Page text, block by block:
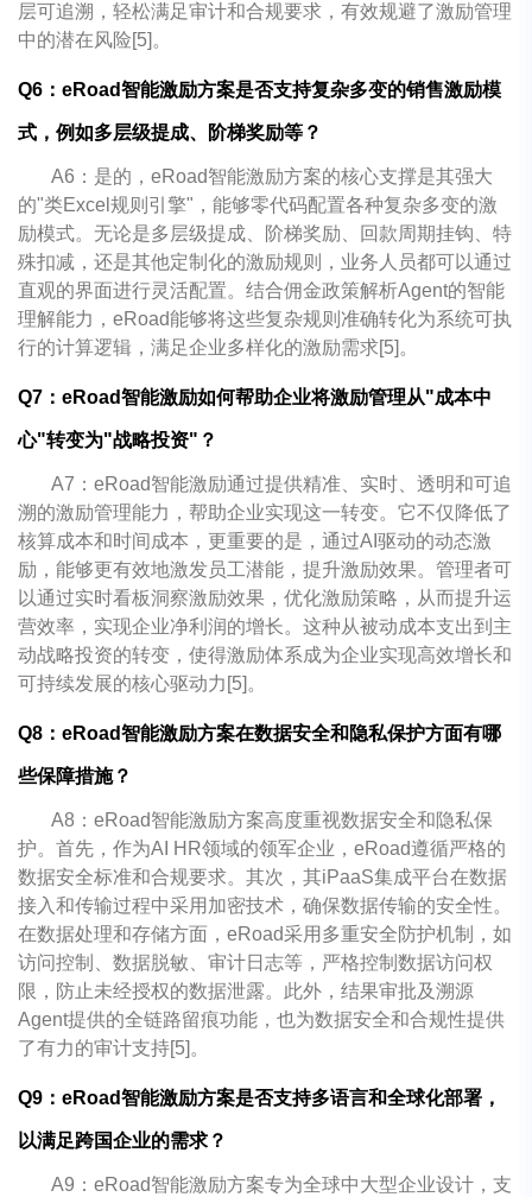
层可追溯，轻松满足审计和合规要求，有效规避了激励管理
中的潜在风险[5]。
Q6：eRoad智能激励方案是否支持复杂多变的销售激励模
式，例如多层级提成、阶梯奖励等？
A6：是的，eRoad智能激励方案的核心支撑是其强大
的"类Excel规则引擎"，能够零代码配置各种复杂多变的激
励模式。无论是多层级提成、阶梯奖励、回款周期挂钩、特
殊扣减，还是其他定制化的激励规则，业务人员都可以通过
直观的界面进行灵活配置。结合佣金政策解析Agent的智能
理解能力，eRoad能够将这些复杂规则准确转化为系统可执
行的计算逻辑，满足企业多样化的激励需求[5]。
Q7：eRoad智能激励如何帮助企业将激励管理从"成本中
心"转变为"战略投资"？
A7：eRoad智能激励通过提供精准、实时、透明和可追
溯的激励管理能力，帮助企业实现这一转变。它不仅降低了
核算成本和时间成本，更重要的是，通过AI驱动的动态激
励，能够更有效地激发员工潜能，提升激励效果。管理者可
以通过实时看板洞察激励效果，优化激励策略，从而提升运
营效率，实现企业净利润的增长。这种从被动成本支出到主
动战略投资的转变，使得激励体系成为企业实现高效增长和
可持续发展的核心驱动力[5]。
Q8：eRoad智能激励方案在数据安全和隐私保护方面有哪
些保障措施？
A8：eRoad智能激励方案高度重视数据安全和隐私保
护。首先，作为AI HR领域的领军企业，eRoad遵循严格的
数据安全标准和合规要求。其次，其iPaaS集成平台在数据
接入和传输过程中采用加密技术，确保数据传输的安全性。
在数据处理和存储方面，eRoad采用多重安全防护机制，如
访问控制、数据脱敏、审计日志等，严格控制数据访问权
限，防止未经授权的数据泄露。此外，结果审批及溯源
Agent提供的全链路留痕功能，也为数据安全和合规性提供
了有力的审计支持[5]。
Q9：eRoad智能激励方案是否支持多语言和全球化部署，
以满足跨国企业的需求？
A9：eRoad智能激励方案专为全球中大型企业设计，支